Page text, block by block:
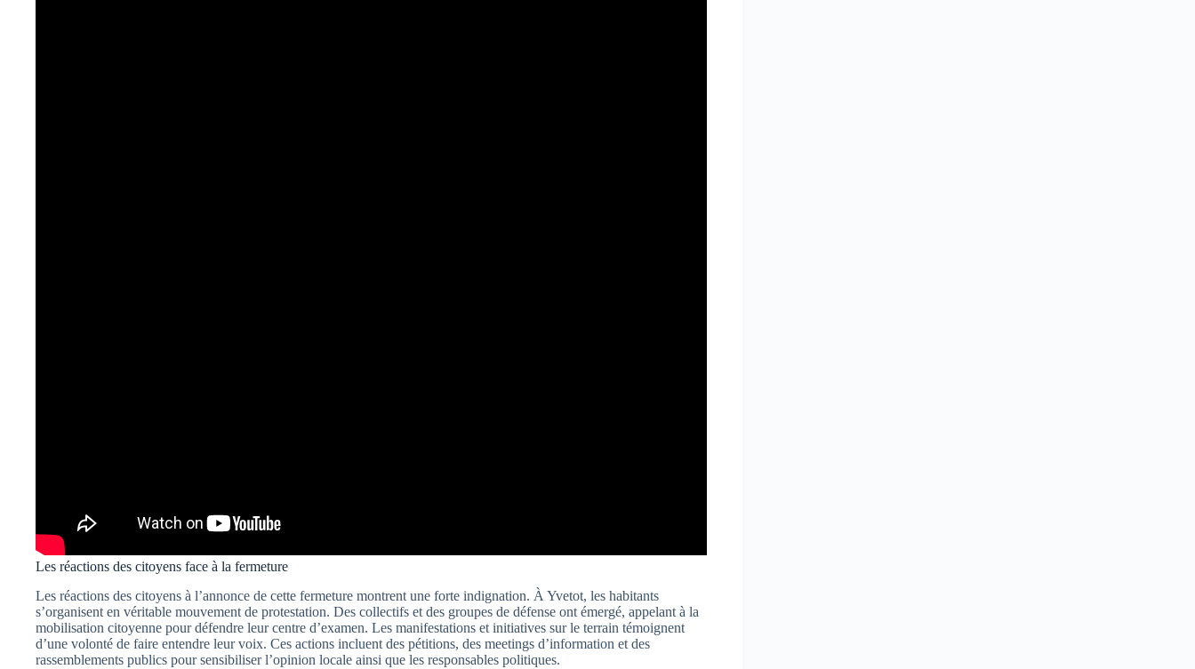
Les réactions des citoyens face à la fermeture
Les réactions des citoyens à l’annonce de cette fermeture montrent une forte indignation. À Yvetot, les habitants
s’organisent en véritable mouvement de protestation. Des collectifs et des groupes de défense ont émergé, appelant à la
mobilisation citoyenne pour défendre leur centre d’examen. Les manifestations et initiatives sur le terrain témoignent
d’une volonté de faire entendre leur voix. Ces actions incluent des pétitions, des meetings d’information et des
rassemblements publics pour sensibiliser l’opinion locale ainsi que les responsables politiques.